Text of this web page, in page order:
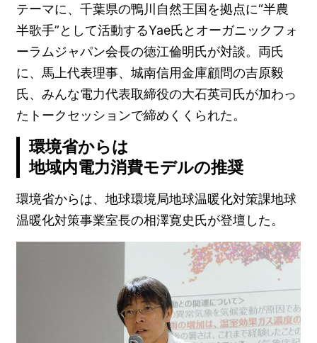
テーマに、千葉県の鴨川自然王国を拠点に“半農
半歌手”として活動するYae氏とオーガニックフォ
ーラムジャパン会長の徳江倫明氏が対談。両氏
に、馬上代表理事、城南信用金庫顧問の吉原毅
氏、みんな電力代表取締役の大石英司氏が加わっ
たトークセッションで締めくくられた。
環境省からは
地域内電力消費モデルの推奨
環境省からは、地球環境局地球温暖化対策課地球
温暖化対策事業室長の相澤寛史氏が登壇した。